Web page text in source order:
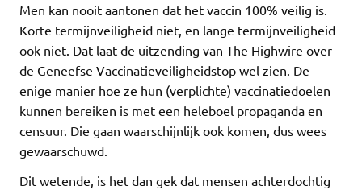
Men kan nooit aantonen dat het vaccin 100% veilig is.
Korte termijnveiligheid niet, en lange termijnveiligheid
ook niet. Dat laat de uitzending van The Highwire over
de Geneefse Vaccinatieveiligheidstop wel zien. De
enige manier hoe ze hun (verplichte) vaccinatiedoelen
kunnen bereiken is met een heleboel propaganda en
censuur. Die gaan waarschijnlijk ook komen, dus wees
gewaarschuwd.
Dit wetende, is het dan gek dat mensen achterdochtig